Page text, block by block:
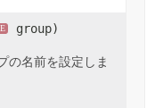
group)
の名前を設定しま